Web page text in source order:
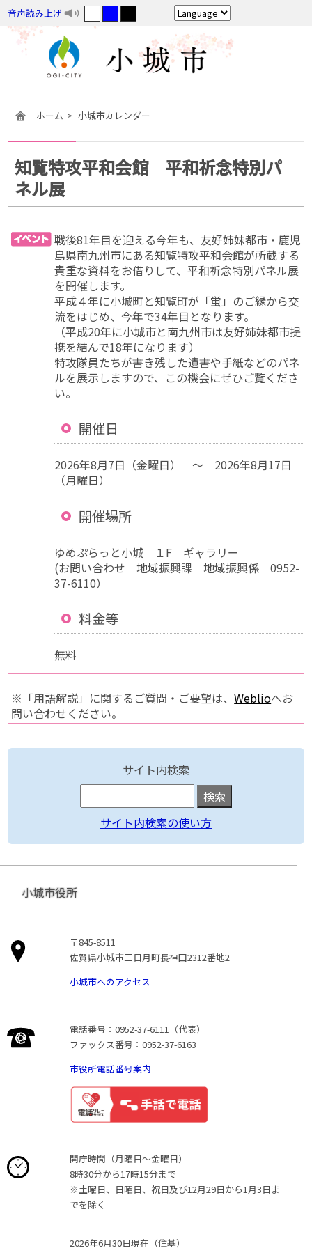
音声読み上げ
ホーム 小城市カレンダー
知覧特攻平和会館 平和祈念特別パ
ネル展
戦後81年目を迎える今年も、友好姉妹都市・鹿児
島県南九州市にある知覧特攻平和会館が所蔵する
貴重な資料をお借りして、平和祈念特別パネル展
を開催します。
平成４年に小城町と知覧町が「蛍」のご縁から交
流をはじめ、今年で34年目となります。
（平成20年に小城市と南九州市は友好姉妹都市提
携を結んで18年になります）
特攻隊員たちが書き残した遺書や手紙などのパネ
ルを展示しますので、この機会にぜひご覧くださ
い。
開催日
2026年8月7日（金曜日） ～ 2026年8月17日
（月曜日）
開催場所
ゆめぷらっと小城 １F ギャラリー
(お問い合わせ 地域振興課 地域振興係 0952-
37-6110）
料金等
無料
※「用語解説」に関するご質問・ご要望は、Weblioへお
問い合わせください。
サイト内検索
サイト内検索の使い方
小城市役所
〒845-8511
佐賀県小城市三日月町長神田2312番地2
小城市へのアクセス
電話番号：0952-37-6111（代表）
ファックス番号：0952-37-6163
市役所電話番号案内
開庁時間（月曜日〜金曜日）
8時30分から17時15分まで
※土曜日、日曜日、祝日及び12月29日から1月3日ま
でを除く
2026年6月30日現在（住基）